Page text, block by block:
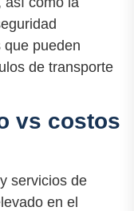
pueden
de transporte
vs costos
servicios de
en el